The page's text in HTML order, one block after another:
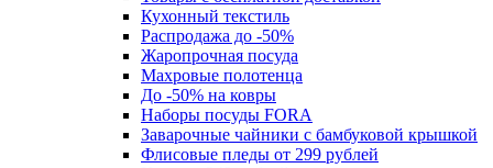
Кухонный текстиль
Распродажа до -50%
Жаропрочная посуда
Махровые полотенца
До -50% на ковры
Наборы посуды FORA
Заварочные чайники с бамбуковой крышкой
Флисовые пледы от 299 рублей